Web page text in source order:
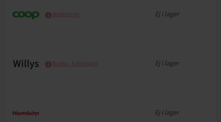
Webbpriser Ej i lager
Butiks- & Webbpris Ej i lager
Ej i lager